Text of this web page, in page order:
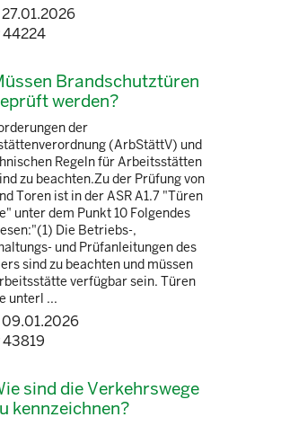
44224
Brandschutztüren
werden?
der
(ArbStättV) und
Regeln für Arbeitsstätten
zu beachten.Zu der Prüfung von
Toren ist in der ASR A1.7 "Türen
unter dem Punkt 10 Folgendes
Die Betriebs-,
und Prüfanleitungen des
sind zu beachten und müssen
verfügbar sein. Türen
unterl ...
43819
sind die Verkehrswege
kennzeichnen?